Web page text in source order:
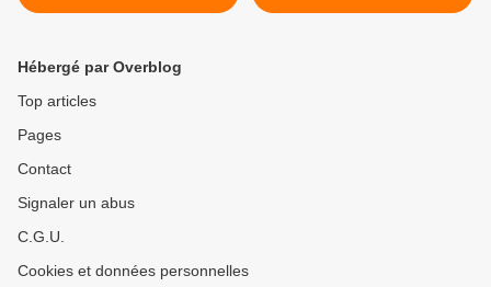
les déchets) : c'est magique
Hébergé par Overblog
Top articles
Pages
Contact
Signaler un abus
C.G.U.
Cookies et données personnelles